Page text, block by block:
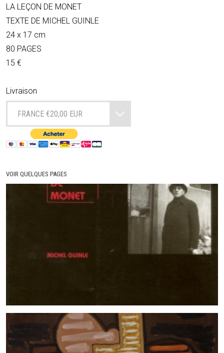
LA LEÇON DE MONET
TEXTE DE MICHEL GUINLE
24 x 17 cm
80 PAGES
15 €
Livraison
FRANCE €20,00 EUR
VOIR QUELQUES PAGES